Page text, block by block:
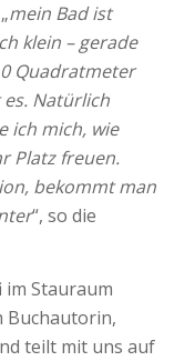
mein Bad ist
klein – gerade
Quadratmeter
Natürlich
ich mich, wie
Platz freuen.
bekommt man
“, so die
Stauraum
Buchautorin,
teilt mit uns auf